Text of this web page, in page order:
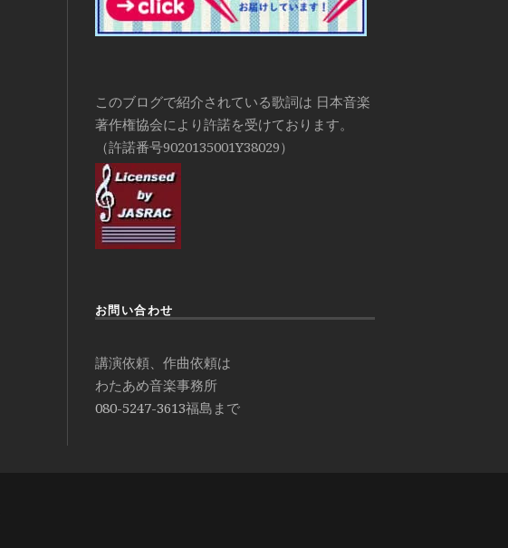
このブログで紹介されている歌詞は 日本音楽
著作権協会により許諾を受けております。
（許諾番号9020135001Y38029）
お問い合わせ
講演依頼、作曲依頼は
わたあめ音楽事務所
080-5247-3613福島まで